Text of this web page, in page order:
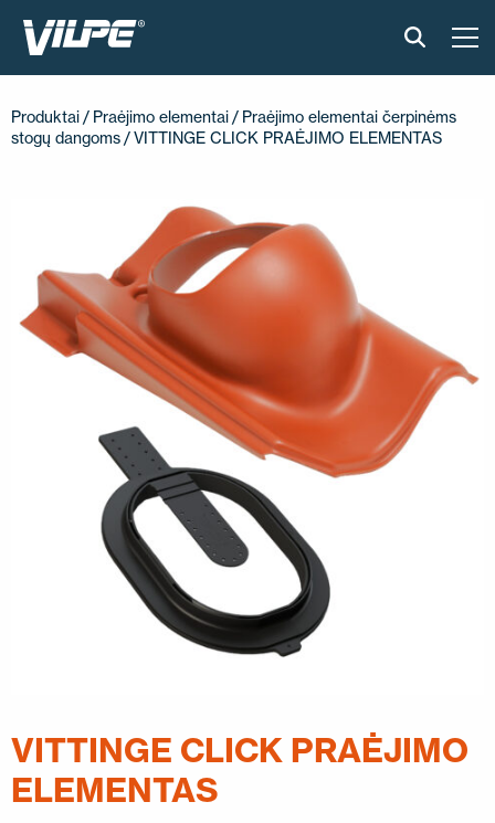
ĮGYVENDINTI PROJEKTAI
MONTAVIMAS IR BROŠIŪROS
STRAIPSNIAI IR NAUJIENOS
APIE ĮMONĘ
SUSISIEKITE SU MUMIS
USA PL SV SV-FI LT
Produktai / Praėjimo elementai / Praėjimo elementai čerpinėms
stogų dangoms / VITTINGE CLICK PRAĖJIMO ELEMENTAS
VITTINGE CLICK PRAĖJIMO
ELEMENTAS